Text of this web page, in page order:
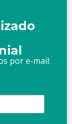
por e-mail: